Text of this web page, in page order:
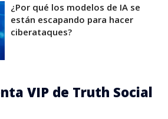
¿Por qué los modelos de IA se
están escapando para hacer
ciberataques?
VIP de Truth Social